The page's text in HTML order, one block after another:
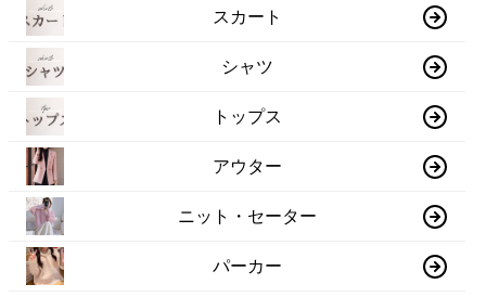
スカート
シャツ
トップス
アウター
ニット・セーター
パーカー